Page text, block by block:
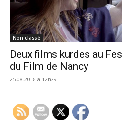
Non classé
Deux films kurdes au
du Film de Nancy
25.08.2018 à 12h29